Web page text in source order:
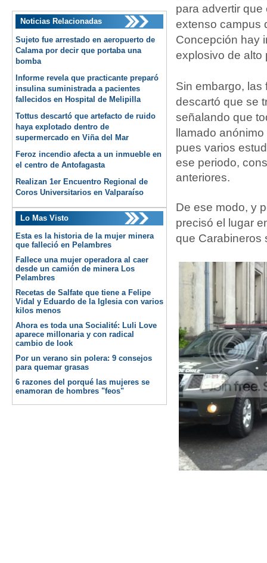
Noticias Relacionadas
Sujeto fue arrestado en aeropuerto de
Calama por decir que portaba una
bomba
Informe revela que practicante preparó
insulina suministrada a pacientes
fallecidos en Hospital de Melipilla
Tottus descartó que artefacto de ruido
haya explotado dentro de
supermercado en Viña del Mar
Feroz incendio afecta a un inmueble en
el centro de Antofagasta
Realizan 1er Encuentro Regional de
Coros Universitarios en Valparaíso
Lo Mas Visto
Esta es la historia de la mujer minera
que falleció en Pelambres
Fallece una mujer operadora al caer
desde un camión de minera Los
Pelambres
Recetas de Salfate que tiene a Felipe
Vidal y Eduardo de la Iglesia con varios
kilos menos
Ahora es toda una Socialité: Luli Love
aparece millonaria y con radical
cambio de look
Por un verano sin polera: 9 consejos
para quemar grasas
6 razones del porqué las mujeres se
enamoran de hombres "feos"
para advertir
extenso campus
Concepción hay
explosivo de alto
Sin embargo,
descartó que se
señalando que
llamado
pues varios
ese periodo,
anteriores.
De ese modo, y
precisó el lugar
que Carabineros